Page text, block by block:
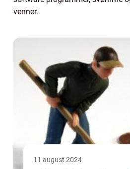
venner.
11 august 2024